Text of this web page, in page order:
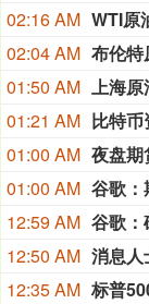
02:16 AM WTI原
02:04 AM
01:50 AM 上海原
01:21 AM
01:00 AM 夜盘期
01:00 AM
12:59 AM
12:50 AM
12:35 AM 标普